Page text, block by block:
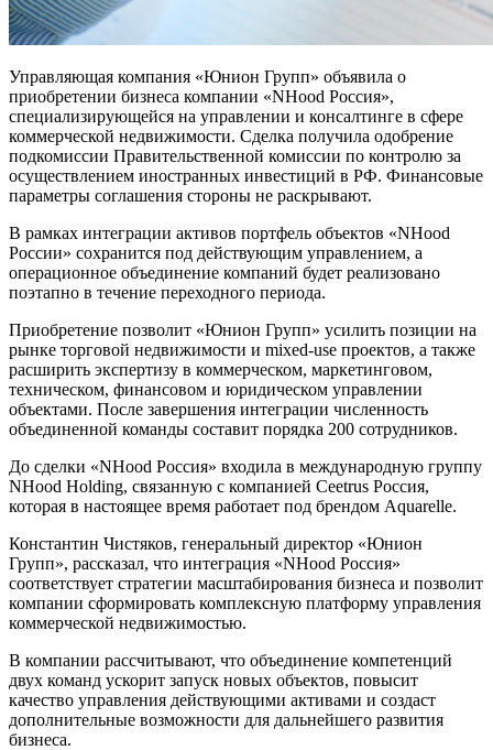
Управляющая компания «Юнион Групп» объявила о
приобретении бизнеса компании «NHood Россия»,
специализирующейся на управлении и консалтинге в сфере
коммерческой недвижимости. Сделка получила одобрение
подкомиссии Правительственной комиссии по контролю за
осуществлением иностранных инвестиций в РФ. Финансовые
параметры соглашения стороны не раскрывают.
В рамках интеграции активов портфель объектов «NHood
России» сохранится под действующим управлением, а
операционное объединение компаний будет реализовано
поэтапно в течение переходного периода.
Приобретение позволит «Юнион Групп» усилить позиции на
рынке торговой недвижимости и mixed-use проектов, а также
расширить экспертизу в коммерческом, маркетинговом,
техническом, финансовом и юридическом управлении
объектами. После завершения интеграции численность
объединенной команды составит порядка 200 сотрудников.
До сделки «NHood Россия» входила в международную группу
NHood Holding, связанную с компанией Ceetrus Россия,
которая в настоящее время работает под брендом Aquarelle.
Константин Чистяков, генеральный директор «Юнион
Групп», рассказал, что интеграция «NHood Россия»
соответствует стратегии масштабирования бизнеса и позволит
компании сформировать комплексную платформу управления
коммерческой недвижимостью.
В компании рассчитывают, что объединение компетенций
двух команд ускорит запуск новых объектов, повысит
качество управления действующими активами и создаст
дополнительные возможности для дальнейшего развития
бизнеса.